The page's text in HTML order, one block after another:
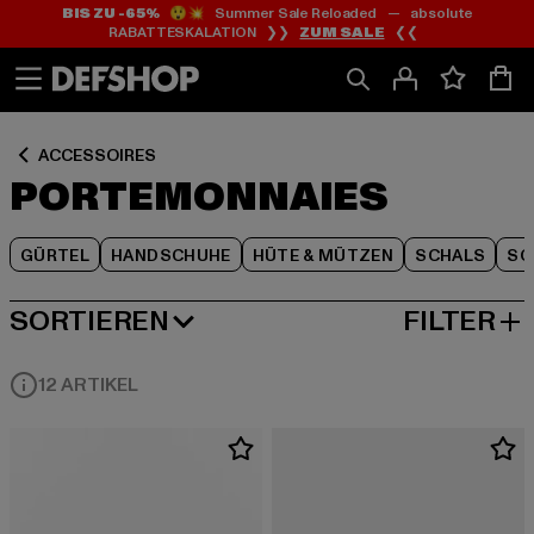
Zum
Inhalt
springen
Zum
Fußzeile
springen
BIS ZU -65%😲💥 Summer Sale Reloaded — absolute
RABATTESKALATION ❯❯ ZUM SALE ❮❮
ACCESSOIRES
PORTEMONNAIES
GÜRTEL HANDSCHUHE HÜTE & MÜTZEN SCHALS
Zum
Produktraster
springen
SORTIEREN
BELIEBTESTE FILTER
12 ARTIKEL